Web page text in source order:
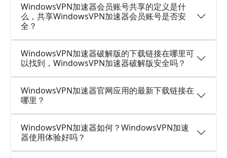
WindowsVPN加速器会员账号共享的定义是什
么，共享WindowsVPN加速器会员账号是否安
全？
WindowsVPN加速器破解版的下载链接在哪里可
以找到，WindowsVPN加速器破解版安全吗？
WindowsVPN加速器官网应用的最新下载链接在
哪里？
WindowsVPN加速器如何？WindowsVPN加速
器使用体验好吗？